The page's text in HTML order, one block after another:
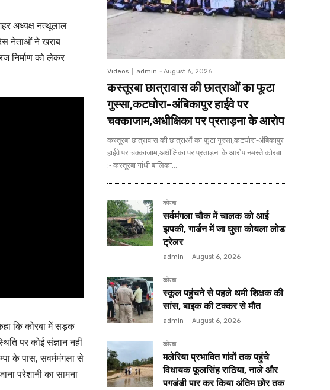
अध्यक्ष नत्थूलाल
नेताओं ने खराब
निर्माण को लेकर
कि कोरबा में सड़क
पर कोई संज्ञान नहीं
के पास, सवर्ममंगला से
परेशानी का सामना
Videos admin - August 6, 2026
कस्तूरबा छात्रावास की छात्राओं का फूटा
गुस्सा,कटघोरा-अंबिकापुर हाईवे पर
चक्काजाम,अधीक्षिका पर प्रताड़ना के आरोप
कस्तूरबा छात्रावास की छात्राओं का फूटा गुस्सा,कटघोरा-अंबिकापुर
हाईवे पर चक्काजाम,अधीक्षिका पर प्रताड़ना के आरोप नमस्ते कोरबा
:- कस्तूरबा गांधी बालिका...
कोरबा
सर्वमंगला चौक में चालक को आई
झपकी, गार्डन में जा घुसा कोयला लोड
ट्रेलर
admin - August 6, 2026
कोरबा
स्कूल पहुंचने से पहले थमी शिक्षक की
सांस, बाइक की टक्कर से मौत
admin - August 6, 2026
कोरबा
मलेरिया प्रभावित गांवों तक पहुंचे
विधायक फूलसिंह राठिया, नाले और
पगडंडी पार कर किया अंतिम छोर तक